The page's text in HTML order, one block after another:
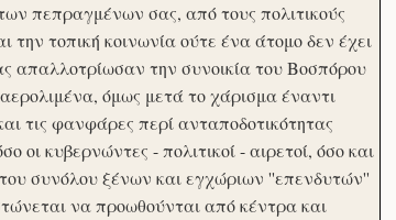
πεπραγμένων σας, από τους πολιτικούς
την τοπική κοινωνία ούτε ένα άτομο δεν έχει
απαλλοτρίωσαν την συνοικία του Βοσπόρου
όμως μετά το χάρισμα έναντι
τις φανφάρες περί ανταποδοτικότητας
οι κυβερνώντες - πολιτικοί - αιρετοί, όσο και
συνόλου ξένων και εγχώριων ''επενδυτών''
να προωθούνται από κέντρα και